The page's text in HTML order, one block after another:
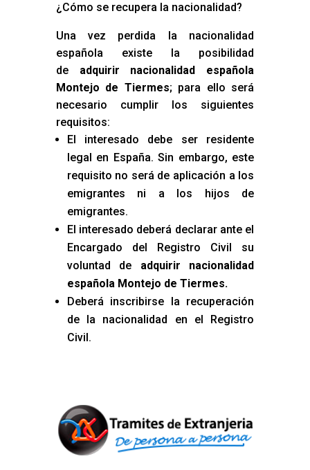
¿Cómo se recupera la nacionalidad?
Una vez perdida la nacionalidad
española existe la posibilidad
de adquirir nacionalidad española
Montejo de Tiermes; para ello será
necesario cumplir los siguientes
requisitos:
El interesado debe ser residente
legal en España. Sin embargo, este
requisito no será de aplicación a los
emigrantes ni a los hijos de
emigrantes.
El interesado deberá declarar ante el
Encargado del Registro Civil su
voluntad de adquirir nacionalidad
española Montejo de Tiermes.
Deberá inscribirse la recuperación
de la nacionalidad en el Registro
Civil.